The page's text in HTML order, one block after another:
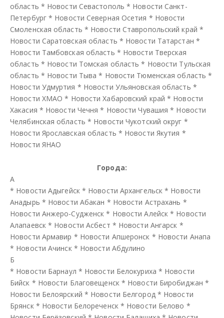
область * Новости Севастополь * Новости Санкт-
Петербург* Новости Северная Осетия * Новости
Смоленская область * Новости Ставропольский край *
Новости Саратовская область * Новости Татарстан *
Новости Тамбовская область * Новости Тверская
область * Новости Томская область * Новости Тульская
область * Новости Тыва * Новости Тюменская область *
Новости Удмуртия * Новости Ульяновская область *
Новости ХМАО * Новости Хабаровский край * Новости
Хакасия * Новости Чечня * Новости Чувашия * Новости
Челябинская область * Новости Чукотский округ *
Новости Ярославская область * Новости Якутия *
Новости ЯНАО
Города:
А
* Новости Адыгейск * Новости Архангельск * Новости
Анадырь * Новости Абакан * Новости Астрахань *
Новости Анжеро-Судженск * Новости Алейск * Новости
Алапаевск * Новости Асбест * Новости Ангарск *
Новости Армавир * Новости Апшеронск * Новости Анапа
* Новости Ачинск * Новости Абдулино
Б
* Новости Барнаул * Новости Белокуриха * Новости
Бийск * Новости Благовещенск * Новости Биробиджан *
Новости Белоярский * Новости Белгород * Новости
Брянск * Новости Белореченск * Новости Белово *